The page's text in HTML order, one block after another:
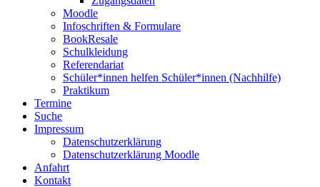
Moodle
Infoschriften & Formulare
BookResale
Schulkleidung
Referendariat
Schüler*innen helfen Schüler*innen (Nachhilfe)
Praktikum
Termine
Suche
Impressum
Datenschutzerklärung
Datenschutzerklärung Moodle
Anfahrt
Kontakt